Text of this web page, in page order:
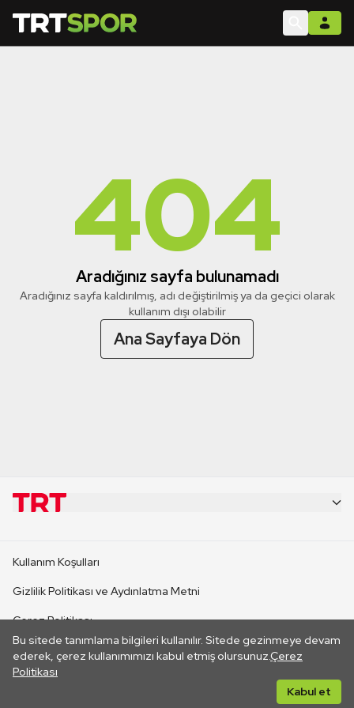
404
Aradığınız sayfa bulunamadı
Aradığınız sayfa kaldırılmış, adı değiştirilmiş ya da geçici olarak
kullanım dışı olabilir
Ana Sayfaya Dön
Bu sitede tanımlama bilgileri kullanılır. Sitede gezinmeye devam
ederek, çerez kullanımımızı kabul etmiş olursunuz.Çerez
Politikası
Kabul et
CANLI YAYINLAR
Kullanım Koşulları
Gizlilik Politikası ve Aydınlatma Metni
Çerez Politikası
İletişim
Her hakkı saklıdır. ©2026 TRT. Bağlantı yoluyla gidilen dış